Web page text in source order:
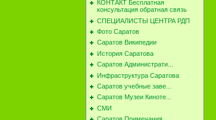
КОНТАКТ Бесплатная
консультация обратная связь
СПЕЦИАЛИСТЫ ЦЕНТРА РДП
Фото Саратов
Саратов Википедии
История Саратова
Саратов Администрати...
Инфраструктура Саратова
Саратов учебные заве...
Саратов Музеи Киноте...
СМИ